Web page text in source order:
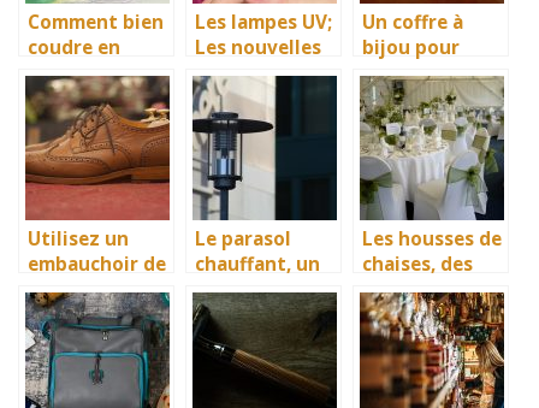
Comment bien
coudre en
gagnant du
temps ? La
machine à
broder bien sûr
Les lampes UV;
Les nouvelles
stars de la
cosmétique
Un coffre à
bijou pour
empêcher la
dégradation de
vos bijoux de
valeur
Utilisez un
embauchoir de
chaussure pour
préserver vos
souliers
Le parasol
chauffant, un
accessoire
idéal de
diffusion de la
chaleur
Les housses de
chaises, des
accessoires
idéals pour
protéger vos
investissement
s